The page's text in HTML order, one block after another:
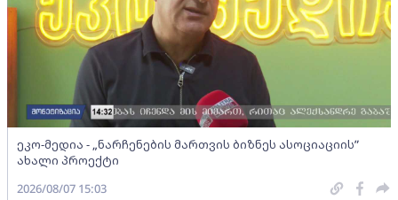
ეკო-მედია - „ნარჩენების მართვის ბიზნეს ასოციაციის”
ახალი პროექტი
2026/08/07 15:03